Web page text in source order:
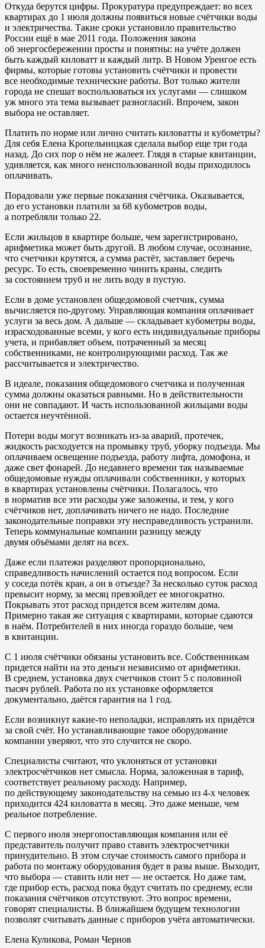
Откуда берутся цифры. Прокуратура предупреждает: во всех
квартирах до 1 июля должны появиться новые счётчики воды
и электричества. Такие сроки установило правительство
России ещё в мае 2011 года. Положения закона
об энергосбережении просты и понятны: на учёте должен
быть каждый киловатт и каждый литр. В Новом Уренгое есть
фирмы, которые готовы установить счётчики и провести
все необходимые технические работы. Вот только жители
города не спешат воспользоваться их услугами — слишком
уж много эта тема вызывает разногласий. Впрочем, закон
выбора не оставляет.
Платить по норме или лично считать киловатты и кубометры?
Для себя Елена Кропельницкая сделала выбор еще три года
назад. До сих пор о нём не жалеет. Глядя в старые квитанции,
удивляется, как много неиспользованной воды приходилось
оплачивать.
Порадовали уже первые показания счётчика. Оказывается,
до его установки платили за 68 кубометров воды,
а потребляли только 22.
Если жильцов в квартире больше, чем зарегистрировано,
арифметика может быть другой. В любом случае, осознание,
что счетчики крутятся, а сумма растёт, заставляет беречь
ресурс. То есть, своевременно чинить краны, следить
за состоянием труб и не лить воду в пустую.
Если в доме установлен общедомовой счетчик, сумма
вычисляется по-другому. Управляющая компания оплачивает
услуги за весь дом. А дальше — складывает кубометры воды,
израсходованные всеми, у кого есть индивидуальные приборы
учета, и прибавляет объем, потраченный за месяц
собственниками, не контролирующими расход. Так же
рассчитывается и электричество.
В идеале, показания общедомового счетчика и полученная
сумма должны оказаться равными. Но в действительности
они не совпадают. И часть использованной жильцами воды
остается неучтённой.
Потери воды могут возникать из-за аварий, протечек,
жидкость расходуется на промывку труб, уборку подъезда. Мы
оплачиваем освещение подъезда, работу лифта, домофона, и
даже свет фонарей. До недавнего времени так называемые
общедомовые нужды оплачивали собственники, у которых
в квартирах установлены счётчики. Полагалось, что
в норматив все эти расходы уже заложены, и тем, у кого
счётчиков нет, доплачивать ничего не надо. Последние
законодательные поправки эту несправедливость устранили.
Теперь коммунальные компании разницу между
двумя объёмами делят на всех.
Даже если платежи разделяют пропорционально,
справедливость начислений остается под вопросом. Если
у соседа потёк кран, а он в отъезде? За несколько суток расход
превысит норму, за месяц превзойдет ее многократно.
Покрывать этот расход придется всем жителям дома.
Примерно такая же ситуация с квартирами, которые сдаются
в наём. Потребителей в них иногда гораздо больше, чем
в квитанции.
С 1 июля счётчики обязаны установить все. Собственникам
придется найти на это деньги независимо от арифметики.
В среднем, установка двух счетчиков стоит 5 с половиной
тысяч рублей. Работа по их установке оформляется
документально, даётся гарантия на 1 год.
Если возникнут какие-то неполадки, исправлять их придётся
за свой счёт. Но устанавливающие такое оборудование
компании уверяют, что это случится не скоро.
Специалисты считают, что уклоняться от установки
электросчётчиков нет смысла. Норма, заложенная в тариф,
соответствует реальному расходу. Например,
по действующему законодательству на семью из 4-х человек
приходится 424 киловатта в месяц. Это даже меньше, чем
реальное потребление.
С первого июля энергопоставляющая компания или её
представитель получит право ставить электросчетчики
принудительно. В этом случае стоимость самого прибора и
работа по монтажу оборудования будет в разы выше. Выходит,
что выбора — ставить или нет — не остается. Но даже там,
где прибор есть, расход пока будут считать по среднему, если
показания счётчиков отсутствуют. Это вопрос времени,
говорят специалисты. В ближайшем будущем технологии
позволят считывать данные с приборов учёта автоматически.
Елена Куликова, Роман Чернов